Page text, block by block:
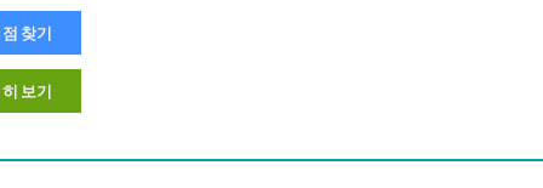
찾기
보기